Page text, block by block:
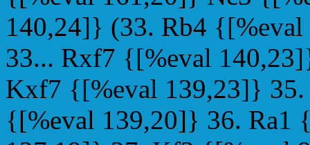
140,24]} (33. Rb4
33... Rxf7 {[%eval
Kxf7 {[%eval 139,23]}
{[%eval 139,20]} 36. Ra1